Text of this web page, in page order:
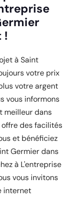
!
à Saint
votre prix
votre argent
vous informons
meilleur dans
des facilités
et bénéficiez
Germier dans
à L'entreprise
vous invitons
internet